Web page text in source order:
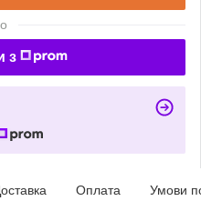
з
Оплата Умови